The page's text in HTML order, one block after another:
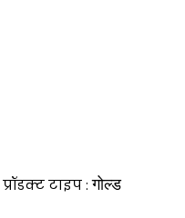
प्रॉडक्ट टाइप :गोल्ड